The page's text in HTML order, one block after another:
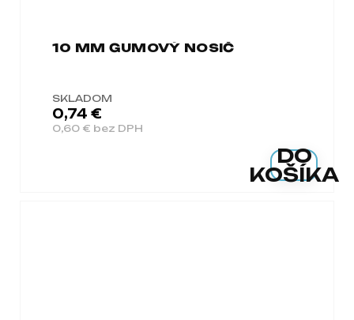
10 MM GUMOVÝ NOSIČ
SKLADOM
0,60 € bez DPH
0,74 €
DO
KOŠÍKA